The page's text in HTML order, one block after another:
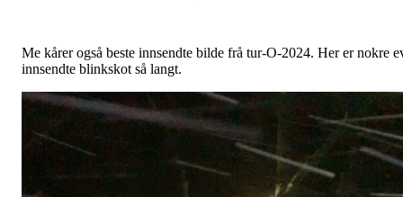
Me kårer også beste innsendte bilde frå tur-O-2024. Her er nokre
innsendte blinkskot så langt.